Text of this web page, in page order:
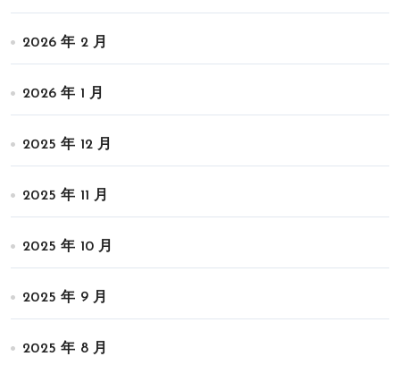
2026 年 2 月
2026 年 1 月
2025 年 12 月
2025 年 11 月
2025 年 10 月
2025 年 9 月
2025 年 8 月